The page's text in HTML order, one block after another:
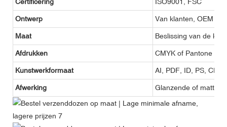
Ontwerp Van klanten, OEM
Maat Beslissing van de
Afdrukken CMYK of Pantone
Kunstwerkformaat AI, PDF, ID, PS, CDR
Afwerking Glanzende of matte